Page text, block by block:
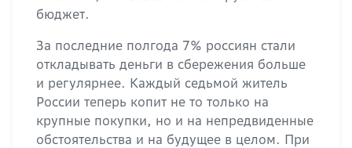
бюджет.
За последние полгода 7% россиян стали
откладывать деньги в сбережения больше
и регулярнее. Каждый седьмой житель
России теперь копит не то только на
крупные покупки, но и на непредвиденные
обстоятельства и на будущее в целом. При